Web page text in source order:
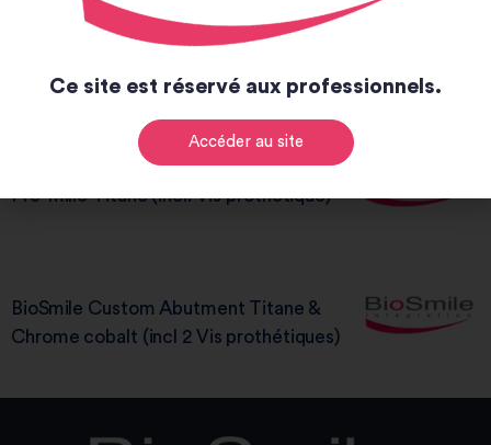
prothétique)
Pré-mille Titane (incl. Vis prothétique)
BioSmile Custom Abutment Titane &
Chrome cobalt (incl 2 Vis prothétiques)
Ce site est réservé aux professionnels.
Accéder au site